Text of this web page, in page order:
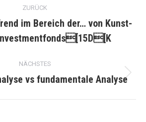
ZURÜCK
Beitrag:
im Bereich der… von Kunst-
NÄCHSTES
Nächster
vs fundamentale Analyse